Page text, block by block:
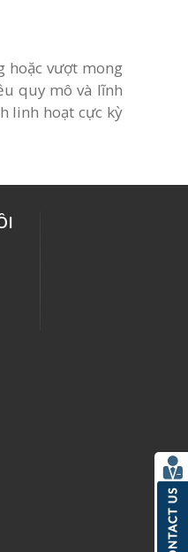
hoặc vượt mong
quy mô và lĩnh
linh hoạt cực kỳ